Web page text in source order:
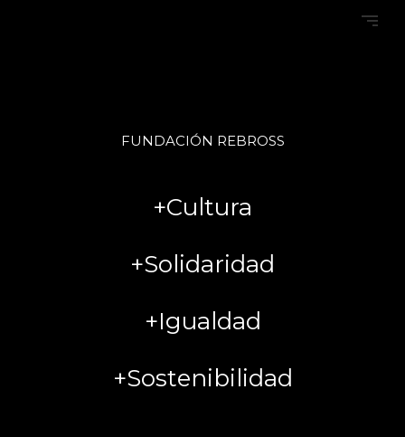
FUNDACIÓN REBROSS
+Cultura
+Solidaridad
+Igualdad
+Sostenibilidad